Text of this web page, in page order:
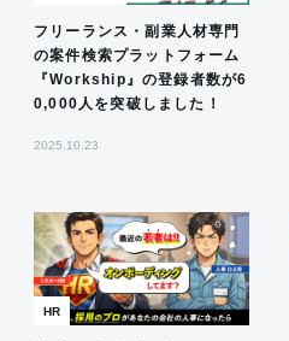
フリーランス・副業人材専門
の案件検索プラットフォーム
『Workship』の登録者数が6
0,000人を突破しました！
2025.10.23
HR